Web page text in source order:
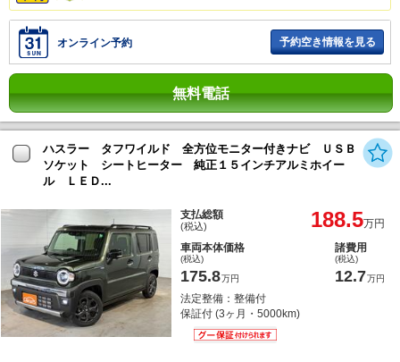
オンライン予約 予約空き情報を見る
無料電話
ハスラー タフワイルド 全方位モニター付きナビ ＵＳＢ
ソケット シートヒーター 純正１５インチアルミホイー
ル ＬＥＤ...
支払総額
(税込) 188.5万円
車両本体価格
(税込)
175.8万円
諸費用
(税込)
12.7万円
法定整備：整備付
保証付 (3ヶ月・5000km)